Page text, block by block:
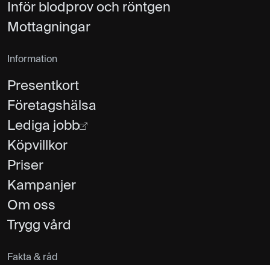
Inför blodprov och röntgen
Mottagningar
Information
Presentkort
Företagshälsa
Lediga jobb
Köpvillkor
Priser
Kampanjer
Om oss
Trygg vård
Fakta & råd